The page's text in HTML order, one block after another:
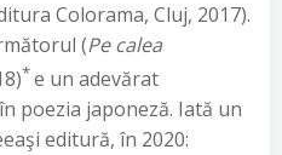
Colorama, Cluj, 2017).
(Pe calea
*e un adevărat
poezia japoneză. Iată un
editură, în 2020: